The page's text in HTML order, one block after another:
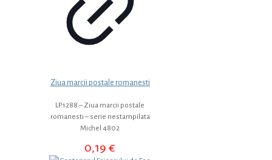
Ziua marcii postale romanesti
LP.1288 – Ziua marcii postale
romanesti – serie nestampilata
Michel 4802
0,19€